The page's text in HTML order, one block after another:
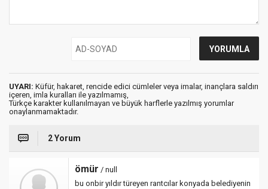
UYARI: Küfür, hakaret, rencide edici cümleler veya imalar, inançlara saldırı
içeren, imla kuralları ile yazılmamış,
Türkçe karakter kullanılmayan ve büyük harflerle yazılmış yorumlar
onaylanmamaktadır.
2 Yorum
ömür / null
bu onbir yıldır türeyen rantcılar konyada belediyenin